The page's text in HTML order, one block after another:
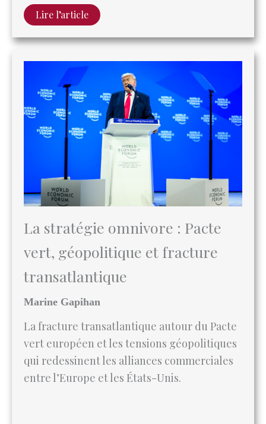
La stratégie omnivore : Pacte
vert, géopolitique et fracture
transatlantique
Marine Gapihan
La fracture transatlantique autour du Pacte
vert européen et les tensions géopolitiques
entre l’Europe et les États-Unis.